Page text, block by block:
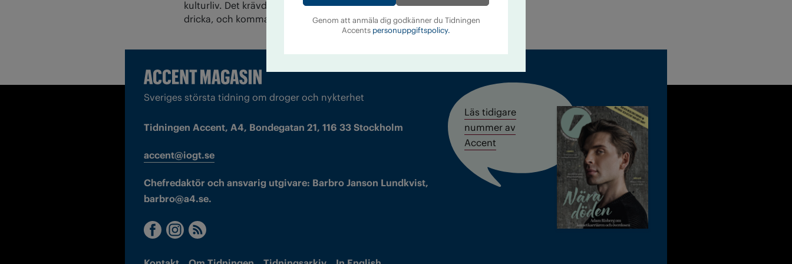
kulturliv. Det krävdes dock en intervention för att han skulle sluta
dricka, och komma vidare i sitt skrivande.
Sveriges största tidning om droger och nykterhet
Tidningen Accent, A4, Bondegatan 21, 116 33 Stockholm
accent@iogt.se
Chefredaktör och ansvarig utgivare: Barbro Janson Lundkvist,
barbro@a4.se.
Läs tidigare
nummer av
Accent
Genom att anmäla dig godkänner du Tidningen
Accents personuppgiftspolicy.